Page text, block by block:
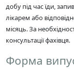
добу під час їди,
лікарем або
місяць. За
консультації фахівця.
Форма